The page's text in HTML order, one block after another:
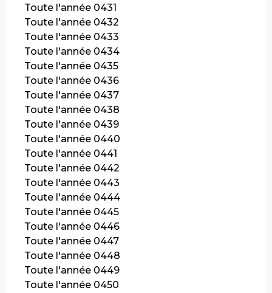
Toute l'année 0431
Toute l'année 0432
Toute l'année 0433
Toute l'année 0434
Toute l'année 0435
Toute l'année 0436
Toute l'année 0437
Toute l'année 0438
Toute l'année 0439
Toute l'année 0440
Toute l'année 0441
Toute l'année 0442
Toute l'année 0443
Toute l'année 0444
Toute l'année 0445
Toute l'année 0446
Toute l'année 0447
Toute l'année 0448
Toute l'année 0449
Toute l'année 0450